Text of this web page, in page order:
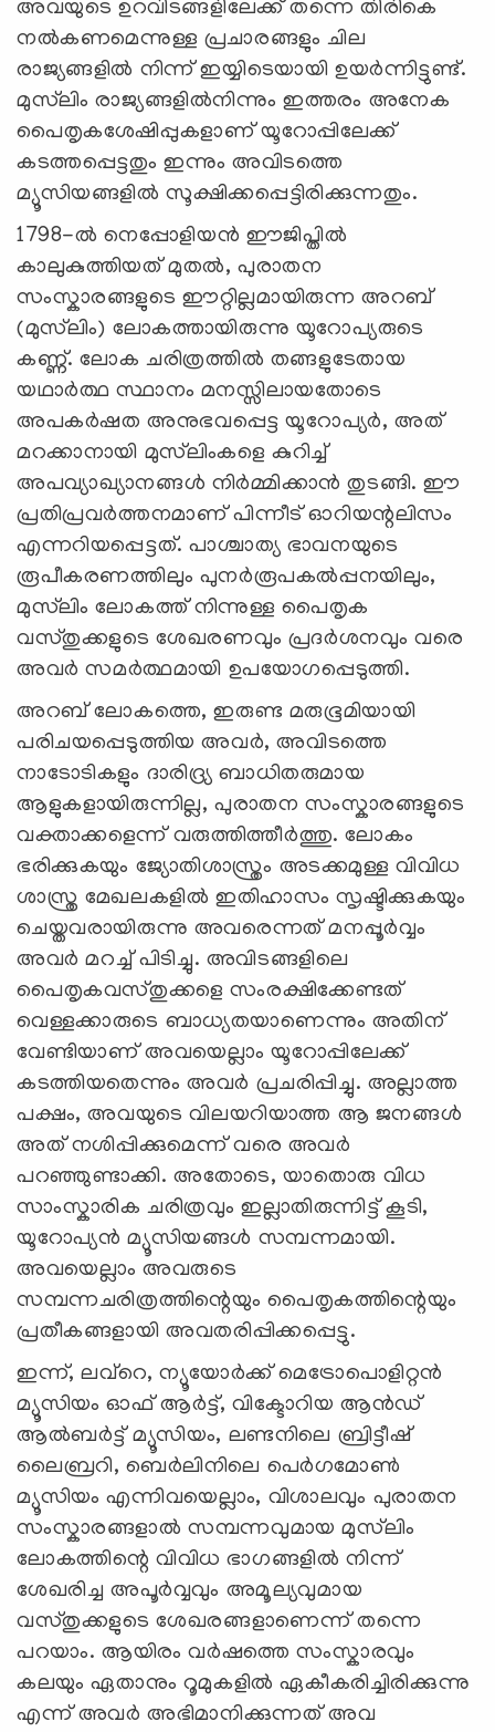
അവയുടെ ഉറവിടങ്ങളിലേക്ക് തന്നെ തിരികെ
നൽകണമെന്നുള്ള പ്രചാരങ്ങളും ചില
രാജ്യങ്ങളിൽ നിന്ന് ഇയ്യിടെയായി ഉയർന്നിട്ടുണ്ട്.
മുസ്‍ലിം രാജ്യങ്ങളില്‍നിന്നും ഇത്തരം അനേക
പൈതൃകശേഷിപ്പുകളാണ് യൂറോപ്പിലേക്ക്
കടത്തപ്പെട്ടതും ഇന്നും അവിടത്തെ
മ്യൂസിയങ്ങളില്‍ സൂക്ഷിക്കപ്പെട്ടിരിക്കുന്നതും.
1798-ൽ നെപ്പോളിയൻ ഈജിപ്തിൽ
കാലുകുത്തിയത് മുതൽ, പുരാതന
സംസ്കാരങ്ങളുടെ ഈറ്റില്ലമായിരുന്ന അറബ്
(മുസ്‍ലിം) ലോകത്തായിരുന്നു യൂറോപ്യരുടെ
കണ്ണ്. ലോക ചരിത്രത്തിൽ തങ്ങളുടേതായ
യഥാര്‍ത്ഥ സ്ഥാനം മനസ്സിലായതോടെ
അപകര്‍ഷത അനുഭവപ്പെട്ട യൂറോപ്യർ, അത്
മറക്കാനായി മുസ്‍ലിംകളെ കുറിച്ച്
അപവ്യാഖ്യാനങ്ങൾ നിർമ്മിക്കാൻ തുടങ്ങി. ഈ
പ്രതിപ്രവര്‍ത്തനമാണ് പിന്നീട് ഓറിയന്റലിസം
എന്നറിയപ്പെട്ടത്. പാശ്ചാത്യ ഭാവനയുടെ
രൂപീകരണത്തിലും പുനർരൂപകൽപ്പനയിലും,
മുസ്‍ലിം ലോകത്ത് നിന്നുള്ള പൈതൃക
വസ്തുക്കളുടെ ശേഖരണവും പ്രദർശനവും വരെ
അവര്‍ സമര്‍ത്ഥമായി ഉപയോഗപ്പെടുത്തി.
അറബ് ലോകത്തെ, ഇരുണ്ട മരുഭൂമിയായി
പരിചയപ്പെടുത്തിയ അവര്‍, അവിടത്തെ
നാടോടികളും ദാരിദ്ര്യ ബാധിതരുമായ
ആളുകളായിരുന്നില്ല, പുരാതന സംസ്കാരങ്ങളുടെ
വക്താക്കളെന്ന് വരുത്തിത്തീര്‍ത്തു. ലോകം
ഭരിക്കുകയും ജ്യോതിശാസ്ത്രം അടക്കമുള്ള വിവിധ
ശാസ്ത്ര മേഖലകളിൽ ഇതിഹാസം സൃഷ്ടിക്കുകയും
ചെയ്തവരായിരുന്നു അവരെന്നത് മനപ്പൂര്‍വ്വം
അവര്‍ മറച്ച് പിടിച്ചു. അവിടങ്ങളിലെ
പൈതൃകവസ്തുക്കളെ സംരക്ഷിക്കേണ്ടത്
വെള്ളക്കാരുടെ ബാധ്യതയാണെന്നും അതിന്
വേണ്ടിയാണ് അവയെല്ലാം യൂറോപ്പിലേക്ക്
കടത്തിയതെന്നും അവര്‍ പ്രചരിപ്പിച്ചു. അല്ലാത്ത
പക്ഷം, അവയുടെ വിലയറിയാത്ത ആ ജനങ്ങള്‍
അത് നശിപ്പിക്കുമെന്ന് വരെ അവര്‍
പറഞ്ഞുണ്ടാക്കി. അതോടെ, യാതൊരു വിധ
സാംസ്കാരിക ചരിത്രവും ഇല്ലാതിരുന്നിട്ട് കൂടി,
യൂറോപ്യന്‍ മ്യൂസിയങ്ങള്‍ സമ്പന്നമായി.
അവയെല്ലാം അവരുടെ
സമ്പന്നചരിത്രത്തിന്റെയും പൈതൃകത്തിന്റെയും
പ്രതീകങ്ങളായി അവതരിപ്പിക്കപ്പെട്ടു.
ഇന്ന്, ലവ്റെ, ന്യൂയോർക്ക് മെട്രോപൊളിറ്റൻ
മ്യൂസിയം ഓഫ് ആർട്ട്, വിക്ടോറിയ ആൻഡ്
ആൽബർട്ട് മ്യൂസിയം, ലണ്ടനിലെ ബ്രിട്ടീഷ്
ലൈബ്രറി, ബെർലിനിലെ പെർഗമോൺ
മ്യൂസിയം എന്നിവയെല്ലാം, വിശാലവും പുരാതന
സംസ്കാരങ്ങളാല്‍ സമ്പന്നവുമായ മുസ്‍ലിം
ലോകത്തിന്റെ വിവിധ ഭാഗങ്ങളിൽ നിന്ന്
ശേഖരിച്ച അപൂർവ്വവും അമൂല്യവുമായ
വസ്തുക്കളുടെ ശേഖരങ്ങളാണെന്ന് തന്നെ
പറയാം. ആയിരം വർഷത്തെ സംസ്കാരവും
കലയും ഏതാനും റൂമുകളില്‍ ഏകീകരിച്ചിരിക്കുന്നു
എന്ന് അവര്‍ അഭിമാനിക്കുന്നത് അവ